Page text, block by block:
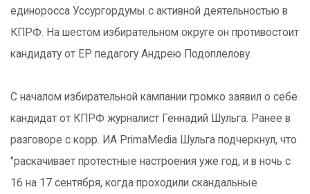
единоросса Уссургордумы с активной деятельностью в
КПРФ. На шестом избирательном округе он противостоит
кандидату от ЕР педагогу Андрею Подоплелову.
С началом избирательной кампании громко заявил о себе
кандидат от КПРФ журналист Геннадий Шульга. Ранее в
разговоре с корр. ИА PrimaMedia Шульга подчеркнул, что
"раскачивает протестные настроения уже год, и в ночь с
16 на 17 сентября, когда проходили скандальные